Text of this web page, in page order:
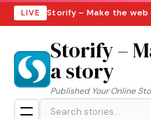
LIVE
Storify –
a story
Published Your Online